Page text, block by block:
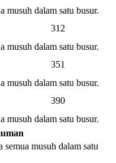
musuh dalam satu busur.
312
musuh dalam satu busur.
351
musuh dalam satu busur.
390
musuh dalam satu busur.
musuh dalam satu